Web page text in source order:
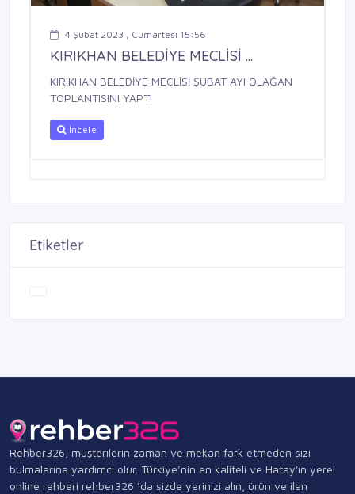
4 Şubat 2023 , Cumartesi 15:56
KIRIKHAN BELEDİYE MECLİSİ ...
KIRIKHAN BELEDİYE MECLİSİ ŞUBAT AYI OLAĞAN
TOPLANTISINI YAPTI
İncele
Etiketler
Rehber326, müşterilerin zaman ve mekan fark etmeden sizi
bulmalarına yardımcı olur. Türkiye’nin en kaliteli ve Hatay'ın yerel
online rehberi rehber326 ‘da sizde yerinizi alın, ürün ve ilan